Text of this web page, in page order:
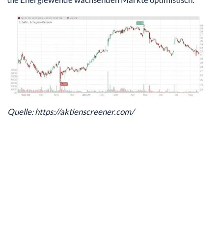
Quelle: https://aktienscreener.com/